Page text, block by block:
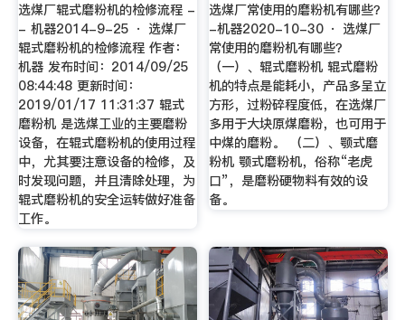
选煤厂辊式磨粉机的检修流程 -
- 机器2014-9-25 · 选煤厂
辊式磨粉机的检修流程 作者：
机器 发布时间：2014/09/25
08:44:48 更新时间：
2019/01/17 11:31:37 辊式
磨粉机 是选煤工业的主要磨粉
设备，在辊式磨粉机的使用过程
中，尤其要注意设备的检修，及
时发现问题，并且清除处理，为
辊式磨粉机的安全运转做好准备
工作。
选煤厂常使用的磨粉机有哪些？
-机器2020-10-30 · 选煤厂
常使用的磨粉机有哪些？
（一）、辊式磨粉机 辊式磨粉
机的特点是能耗小，产品多呈立
方形，过粉碎程度低，在选煤厂
多用于大块原煤磨粉，也可用于
中煤的磨粉。 （二）、颚式磨
粉机 颚式磨粉机，俗称“老虎
口”，是磨粉硬物料有效的设
备。